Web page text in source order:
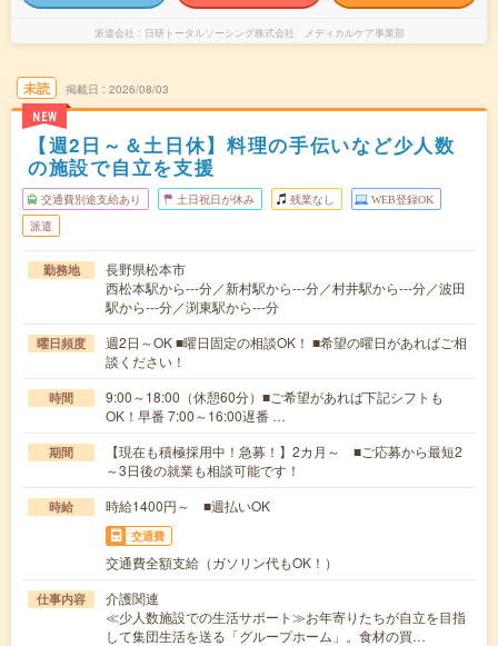
派遣会社 日研トータルソーシング株式会社 メディカルケア事業部
未読
NEW
掲載日 2026/08/03
【週2日～＆土日休】料理の手伝いなど少人数
の施設で自立を支援
交通費別途支給あり 土日祝日が休み 残業なし WEB登録OK
派遣
勤務地
長野県松本市
西松本駅から---分／新村駅から---分／村井駅から---分／波田
駅から---分／渕東駅から---分
曜日頻度
週2日～OK ■曜日固定の相談OK！ ■希望の曜日があればご相
談ください！
時間
9:00～18:00（休憩60分）■ご希望があれば下記シフトも
OK！早番 7:00～16:00遅番 …
期間
【現在も積極採用中！急募！】2カ月～ ■ご応募から最短2
～3日後の就業も相談可能です！
時給 時給1400円～ ■週払いOK
交通費
交通費全額支給（ガソリン代もOK！）
仕事内容
介護関連
≪少人数施設での生活サポート≫お年寄りたちが自立を目指
して集団生活を送る「グループホーム」。食材の買…